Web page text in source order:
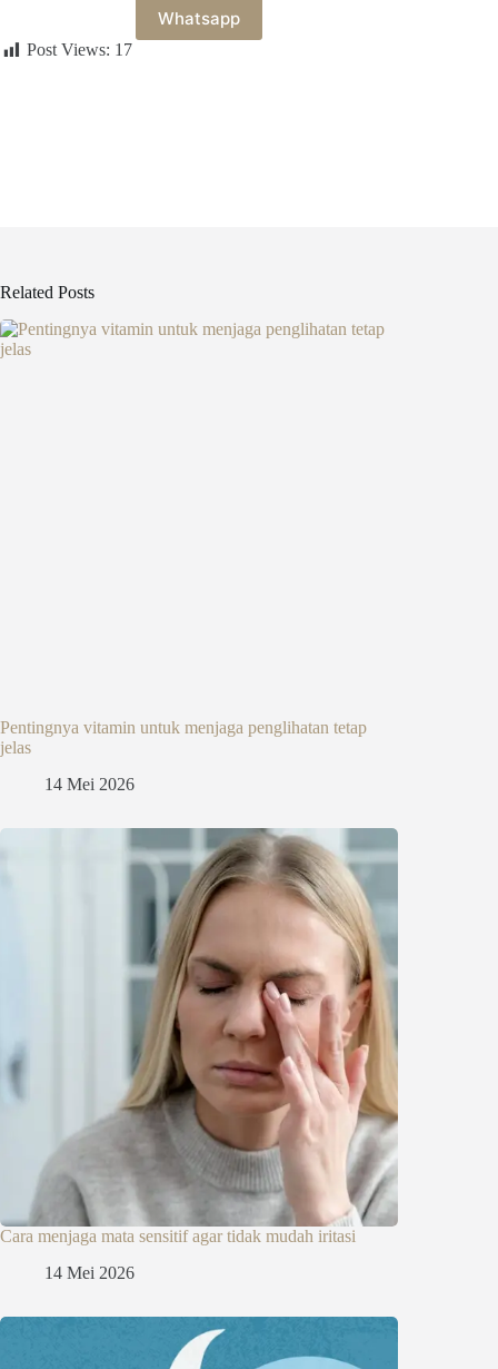
Whatsapp
Post Views: 17
Related Posts
Pentingnya vitamin untuk menjaga penglihatan tetap
jelas
14 Mei 2026
Cara menjaga mata sensitif agar tidak mudah iritasi
14 Mei 2026